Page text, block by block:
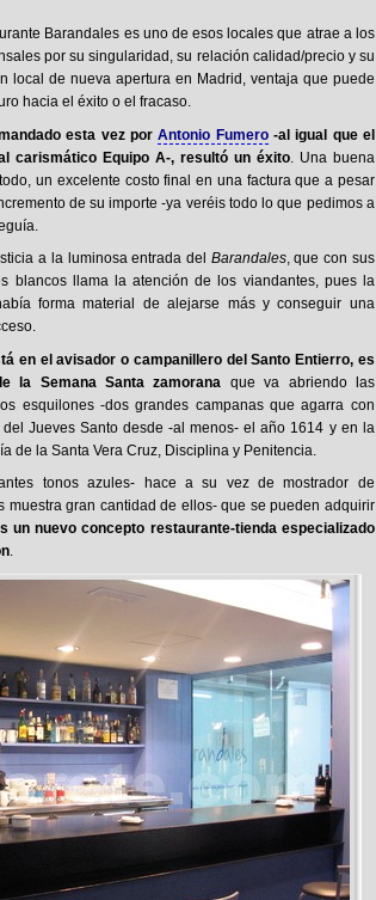
Barandales es uno de esos locales que atrae a los
por su singularidad, su relación calidad/precio y su
local de nueva apertura en Madrid, ventaja que puede
hacia el éxito o el fracaso.
esta vez porAntonio Fumero-al igual que el
carismático Equipo A-, resultó un éxito. Una buena
un excelente costo final en una factura que a pesar
de su importe -ya veréis todo lo que pedimos a
a la luminosa entrada del Barandales, que con sus
blancos llama la atención de los viandantes, pues la
forma material de alejarse más y conseguir una
en el avisador o campanillero del Santo Entierro, es
la Semana Santa zamorana
que va abriendo las
esquilones -dos grandes campanas que agarra con
Jueves Santo desde -al menos- el año 1614 y en la
de la Santa Vera Cruz, Disciplina y Penitencia.
tonos azules- hace a su vez de mostrador de
muestra gran cantidad de ellos- que se pueden adquirir
un nuevo concepto restaurante-tienda especializado
.